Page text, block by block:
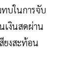
ทบในการจับ
เงินสดผ่าน
ยงสะท้อน